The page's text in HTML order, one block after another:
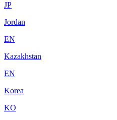
JP
Jordan
EN
Kazakhstan
EN
Korea
KO